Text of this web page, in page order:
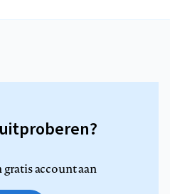
gratis account aan